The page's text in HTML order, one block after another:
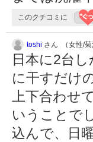
このクチコミに
toshi さん （女性/菊
日本に2台
に干すだけ
上下合わせ
いうことで
込んで、日